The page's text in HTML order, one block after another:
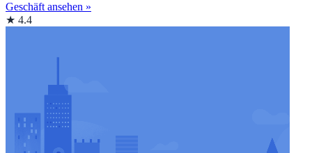
Geschäft ansehen »
★ 4.4